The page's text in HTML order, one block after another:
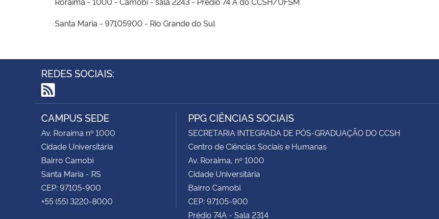
Santa Maria - 97105900 - Rio Grande do Sul
REDES SOCIAIS:
RSS
CAMPUS SEDE
Av. Roraima nº 1000
Cidade Universitária
Bairro Camobi
Santa Maria - RS
CEP: 97105-900
+55 (55) 3220-8000
PPG CIÊNCIAS SOCIAIS
SECRETARIA INTEGRADA DE PÓS-GRADUAÇÃO DO CCSH
Centro de Ciências Sociais e Humanas
Av. Roraima, nº 1000
Cidade Universitária
Bairro Camobi
CEP: 97105-900
Prédio 74A - Sala 2314